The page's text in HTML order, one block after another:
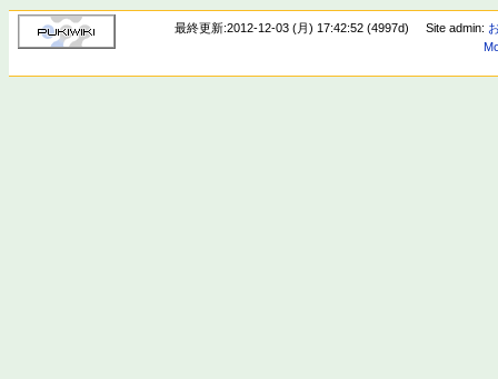
最終更新:2012-12-03 (月) 17:42:52 (4997d) Site admin: